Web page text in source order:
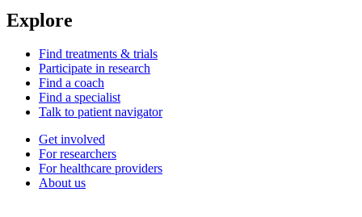
Explore
Find treatments & trials
Participate in research
Find a coach
Find a specialist
Talk to patient navigator
Get involved
For researchers
For healthcare providers
About us